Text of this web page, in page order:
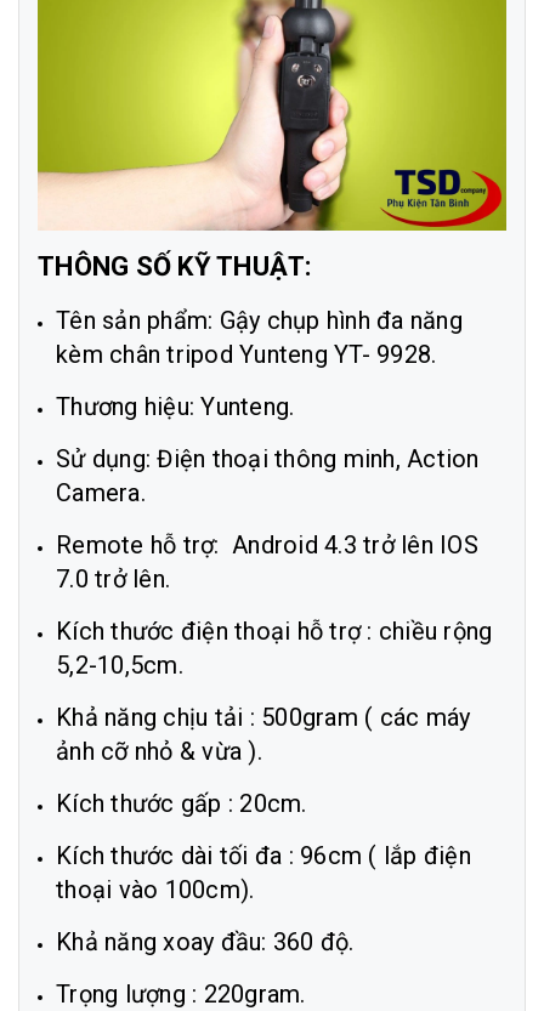
THÔNG SỐ KỸ THUẬT:
Tên sản phẩm: Gậy chụp hình đa năng
kèm chân tripod Yunteng YT- 9928.
Thương hiệu: Yunteng.
Sử dụng: Điện thoại thông minh, Action
Camera.
Remote hỗ trợ: Android 4.3 trở lên IOS
7.0 trở lên.
Kích thước điện thoại hỗ trợ : chiều rộng
5,2-10,5cm.
Khả năng chịu tải : 500gram ( các máy
ảnh cỡ nhỏ & vừa ).
Kích thước gấp : 20cm.
Kích thước dài tối đa : 96cm ( lắp điện
thoại vào 100cm).
Khả năng xoay đầu: 360 độ.
Trọng lượng : 220gram.